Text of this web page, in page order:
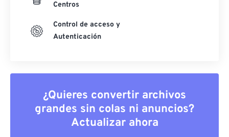
Centros
Control de acceso y
Autenticación
¿Quieres convertir archivos
grandes sin colas ni anuncios?
Actualizar ahora